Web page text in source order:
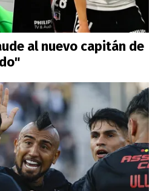
al nuevo capitán de